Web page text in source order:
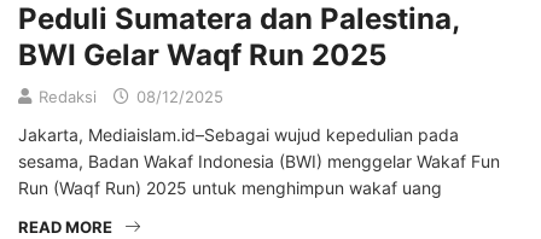
Peduli Sumatera dan Palestina,
BWI Gelar Waqf Run 2025
Redaksi 08/12/2025
Jakarta, Mediaislam.id–Sebagai wujud kepedulian pada
sesama, Badan Wakaf Indonesia (BWI) menggelar Wakaf Fun
Run (Waqf Run) 2025 untuk menghimpun wakaf uang
READ MORE